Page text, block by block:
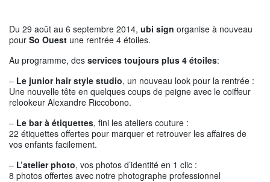
Du 29 août au 6 septembre 2014, ubi sign organise à nouveau
pour So Ouest une rentrée 4 étoiles.
Au programme, des services toujours plus 4 étoiles:
– Le junior hair style studio, un nouveau look pour la rentrée :
Une nouvelle tête en quelques coups de peigne avec le coiffeur
relookeur Alexandre Riccobono.
– Le bar à étiquettes, fini les ateliers couture :
22 étiquettes offertes pour marquer et retrouver les affaires de
vos enfants facilement.
– L’atelier photo, vos photos d’identité en 1 clic :
8 photos offertes avec notre photographe professionnel